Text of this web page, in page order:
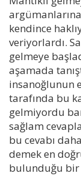
kendince
veriyorlardı.
gelmeye
aşamada
insanoğlunun
tarafında bu
gelmiyordu
sağlam
bu cevabı
demek en
bulunduğu bir